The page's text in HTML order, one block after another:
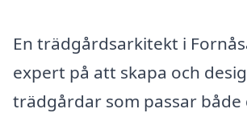
En trädgårdsarkitekt i
expert på att skapa och
trädgårdar som passar både